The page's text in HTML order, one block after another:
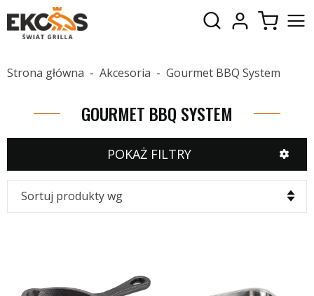
Strona główna Akcesoria Gourmet BBQ System
GOURMET BBQ SYSTEM
POKAŻ FILTRY
Sortuj produkty wg